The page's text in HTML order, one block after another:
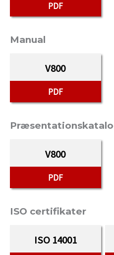
PDF
Manual
V800
PDF
V800
PDF
ISO certifikater
ISO 14001